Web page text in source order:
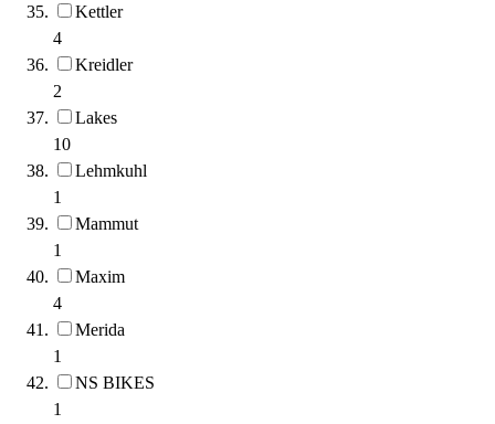
Kettler
4
Kreidler
2
Lakes
10
Lehmkuhl
1
Mammut
1
Maxim
4
Merida
1
NS BIKES
1